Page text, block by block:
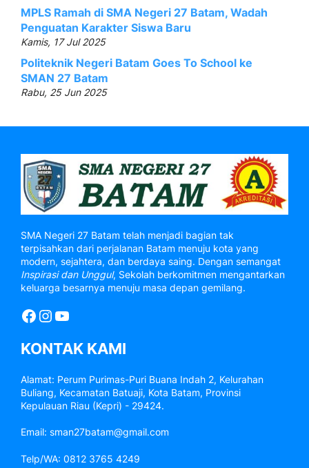
MPLS Ramah di SMA Negeri 27 Batam, Wadah
Penguatan Karakter Siswa Baru
Kamis, 17 Jul 2025
Politeknik Negeri Batam Goes To School ke
SMAN 27 Batam
Rabu, 25 Jun 2025
SMA Negeri 27 Batam telah menjadi bagian tak
terpisahkan dari perjalanan Batam menuju kota yang
modern, sejahtera, dan berdaya saing. Dengan semangat
Inspirasi dan Unggul, Sekolah berkomitmen mengantarkan
keluarga besarnya menuju masa depan gemilang.
Facebook
Instagram
YouTube
KONTAK KAMI
Alamat: Perum Purimas-Puri Buana Indah 2, Kelurahan
Buliang, Kecamatan Batuaji, Kota Batam, Provinsi
Kepulauan Riau (Kepri) - 29424.
Email: sman27batam@gmail.com
Telp/WA: 0812 3765 4249